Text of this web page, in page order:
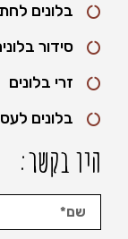
בלונים
סידור
זרי בלונים
בלונים
היו בקשר: